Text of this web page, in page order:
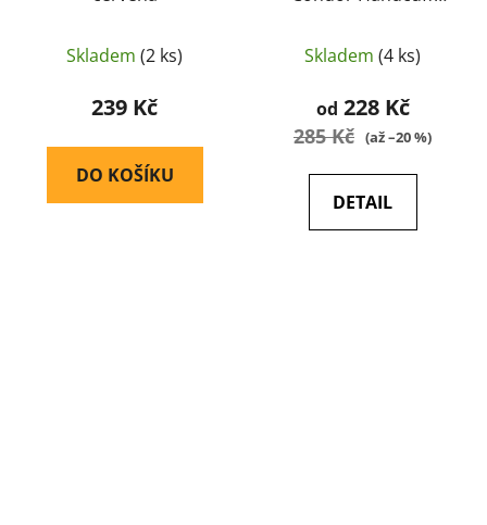
Skladem (2 ks)
239 Kč
DO KOŠÍKU
Outdoor
Skladem (4 ks)
od 228 Kč
285 Kč (až –20 %)
DETAIL